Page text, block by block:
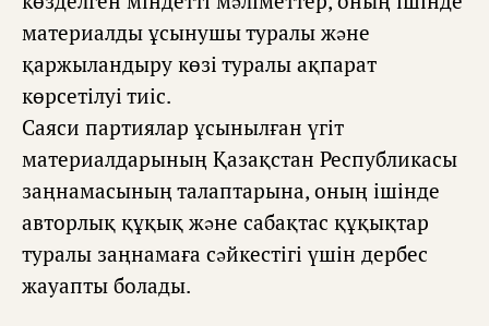
материалды ұсынушы туралы жəне
қаржыландыру көзі туралы ақпарат
көрсетілуі тиіс.
Саяси партиялар ұсынылған үгіт
материалдарының Қазақстан Республикасы
заңнамасының талаптарына, оның ішінде
авторлық құқық жəне сабақтас құқықтар
туралы заңнамаға сəйкестігі үшін дербес
жауапты болады.